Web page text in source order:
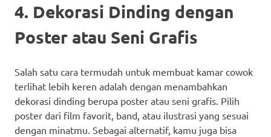
4. Dekorasi Dinding dengan
Poster atau Seni Grafis
Salah satu cara termudah untuk membuat kamar cowok
terlihat lebih keren adalah dengan menambahkan
dekorasi dinding berupa poster atau seni grafis. Pilih
poster dari film favorit, band, atau ilustrasi yang sesuai
dengan minatmu. Sebagai alternatif, kamu juga bisa